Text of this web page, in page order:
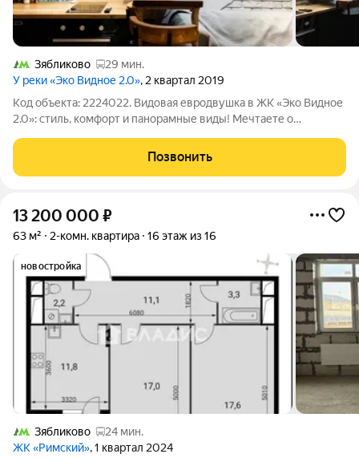
Зябликово
29 мин.
У реки «Эко Видное 2.0», 2 квартал 2019
Код объекта: 2224022. Видовая евродвушка в ЖК «Эко Видное
2.0»: стиль, комфорт и панорамные виды! Мечтаете о
евродвушку площадью 38,2 кв. м на 10-м этаже современного
монолитного дома от MR
Позвонить
13 200 000 ₽
63 м² 2-комн. квартира 16 этаж из 16
новостройка
Зябликово
24 мин.
ЖК «Римский», 1 квартал 2024